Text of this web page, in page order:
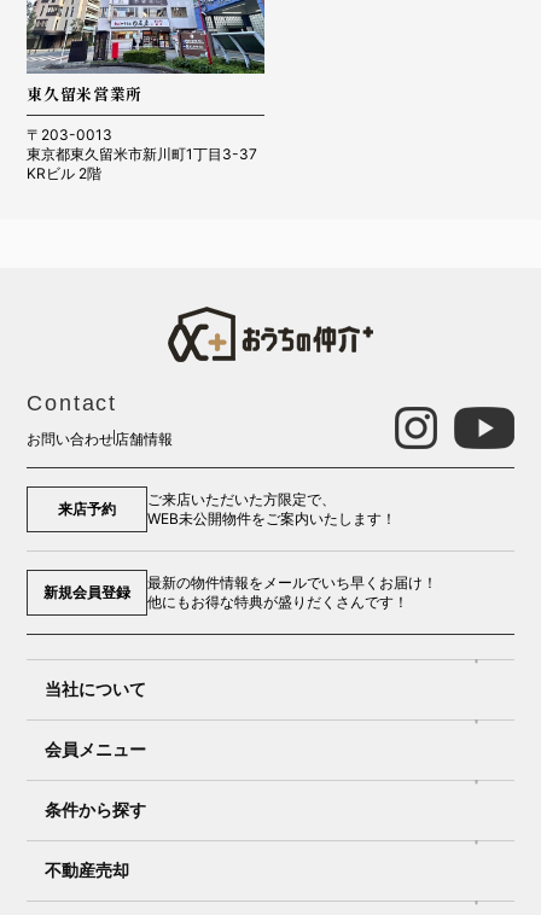
東久留米営業所
〒203-0013
東京都東久留米市新川町1丁目3-37
KRビル 2階
Contact
お問い合わせ店舗情報
来店予約
ご来店いただいた方限定で、
WEB未公開物件をご案内いたします！
新規会員登録
最新の物件情報をメールでいち早くお届け！
他にもお得な特典が盛りだくさんです！
当社について
会員メニュー
条件から探す
不動産売却